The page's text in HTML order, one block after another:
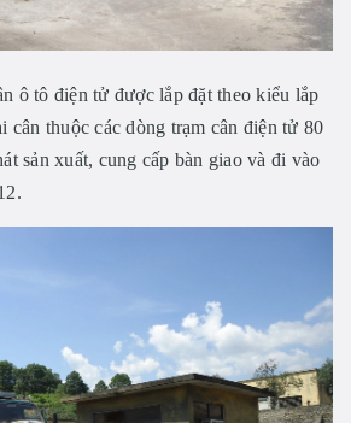
ô tô điện tử được lắp đặt theo kiểu lắp
cân thuộc các dòng trạm cân điện tử 80
sản xuất, cung cấp bàn giao và đi vào